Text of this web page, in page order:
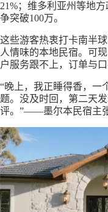
21%；维多利亚州等地
争突破100万。
这些游客热衷打卡南半
人情味的本地民宿。可
户服务跟不上，订单与
“晚上，我正睡得香，一
题。没及时回，第二天
评。”——墨尔本民宿主